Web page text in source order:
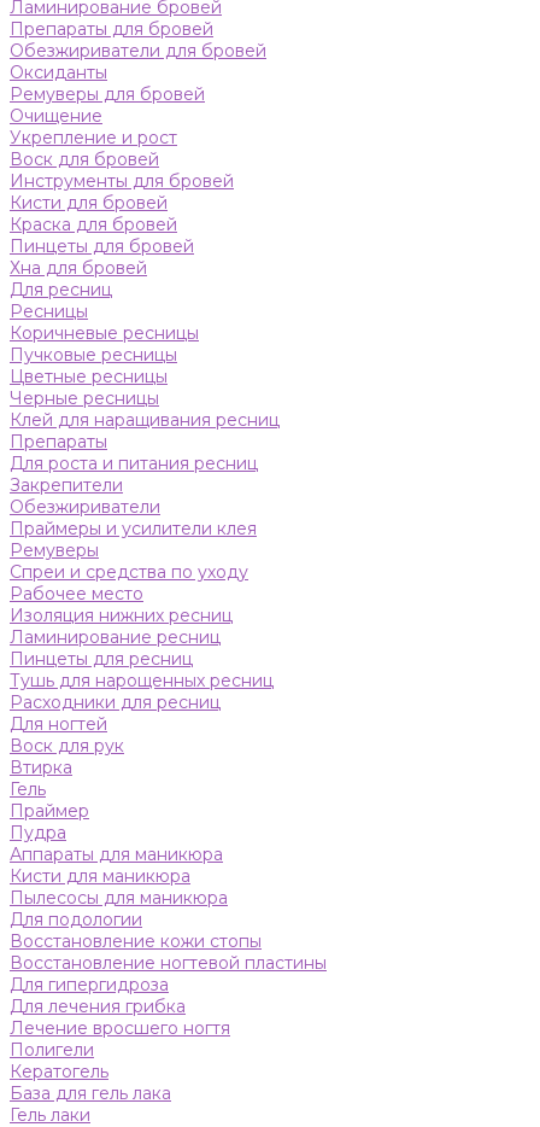
Ламинирование бровей
Препараты для бровей
Обезжириватели для бровей
Оксиданты
Ремуверы для бровей
Очищение
Укрепление и рост
Воск для бровей
Инструменты для бровей
Кисти для бровей
Краска для бровей
Пинцеты для бровей
Хна для бровей
Для ресниц
Ресницы
Коричневые ресницы
Пучковые ресницы
Цветные ресницы
Черные ресницы
Клей для наращивания ресниц
Препараты
Для роста и питания ресниц
Закрепители
Обезжириватели
Праймеры и усилители клея
Ремуверы
Спреи и средства по уходу
Рабочее место
Изоляция нижних ресниц
Ламинирование ресниц
Пинцеты для ресниц
Тушь для нарощенных ресниц
Расходники для ресниц
Для ногтей
Воск для рук
Втирка
Гель
Праймер
Пудра
Аппараты для маникюра
Кисти для маникюра
Пылесосы для маникюра
Для подологии
Восстановление кожи стопы
Восстановление ногтевой пластины
Для гипергидроза
Для лечения грибка
Лечение вросшего ногтя
Полигели
Кератогель
База для гель лака
Гель лаки